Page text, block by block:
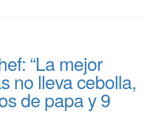
“La mejor
no lleva cebolla,
de papa y 9